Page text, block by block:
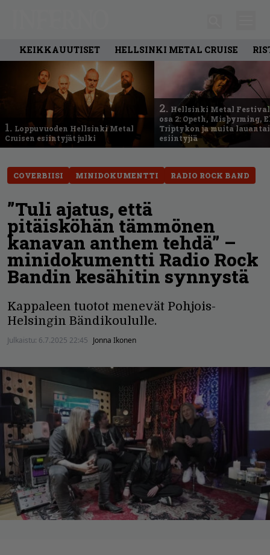
KEIKKAUUTISET HELLSINKI METAL CRUISE
1. Loppuvuoden Hellsinki Metal
Cruisen esiintyjät julki
2. Hellsinki Metal
osa 2: Opeth, Misþyrming,
Triptykon ja muita
esiintyjiä
COVERBIISI MINIDOKUMENTTI RADIO ROCK BAND
”Tuli ajatus, että
pitäisköhän tämmönen
kanavan anthem tehdä” –
minidokumentti Radio Rock
Bandin kesähitin synnystä
Kappaleen tuotot menevät Pohjois-
Helsingin Bändikoululle.
Julkaistu: 6.7.2025 22:45 Jonna Ikonen